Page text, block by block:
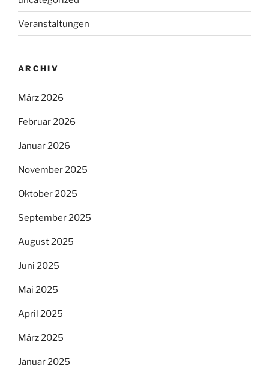
Veranstaltungen
ARCHIV
März 2026
Februar 2026
Januar 2026
November 2025
Oktober 2025
September 2025
August 2025
Juni 2025
Mai 2025
April 2025
März 2025
Januar 2025